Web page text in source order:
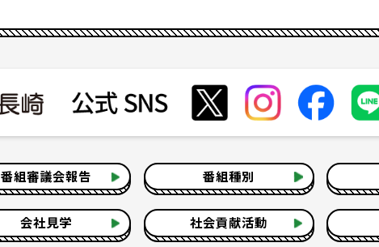
番組審議会報告 番組種別
会社見学 社会貢献活動